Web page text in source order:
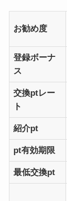
お勧め度
登録ボーナ
ス
交換ptレー
ト
紹介pt
pt有効期限
最低交換pt